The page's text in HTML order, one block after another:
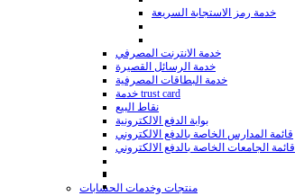
خدمة رمز الاستجابة السريعة
خدمة الانترنت المصرفي
خدمة الرسائل القصيرة
خدمة البطاقات المصرفية
خدمة trust card
نقاط البيع
بوابة الدفع الالكترونية
قائمة المدارس الخاصة بالدفع الالكتروني
قائمة الجامعات الخاصة بالدفع الالكتروني
منتجات وخدمات الحسابات